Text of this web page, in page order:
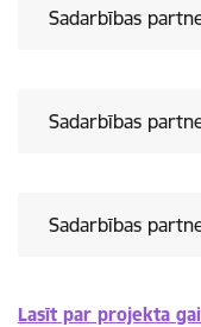
Sadarbības
Sadarbības
Sadarbības
Lasīt par projekta